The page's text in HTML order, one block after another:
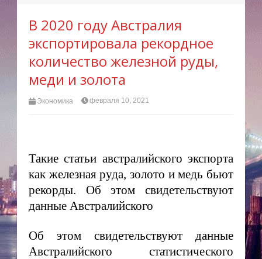
В 2020 году Австралия
экспортировала рекордное
количество железной руды,
меди и золота
Экономика февраля 10, 2021
Такие статьи австралийского экспорта
как железная руда, золото и медь бьют
рекорды. Об этом свидетельствуют
данные Австралийского
Об этом свидетельствуют данные
Австралийского статистического